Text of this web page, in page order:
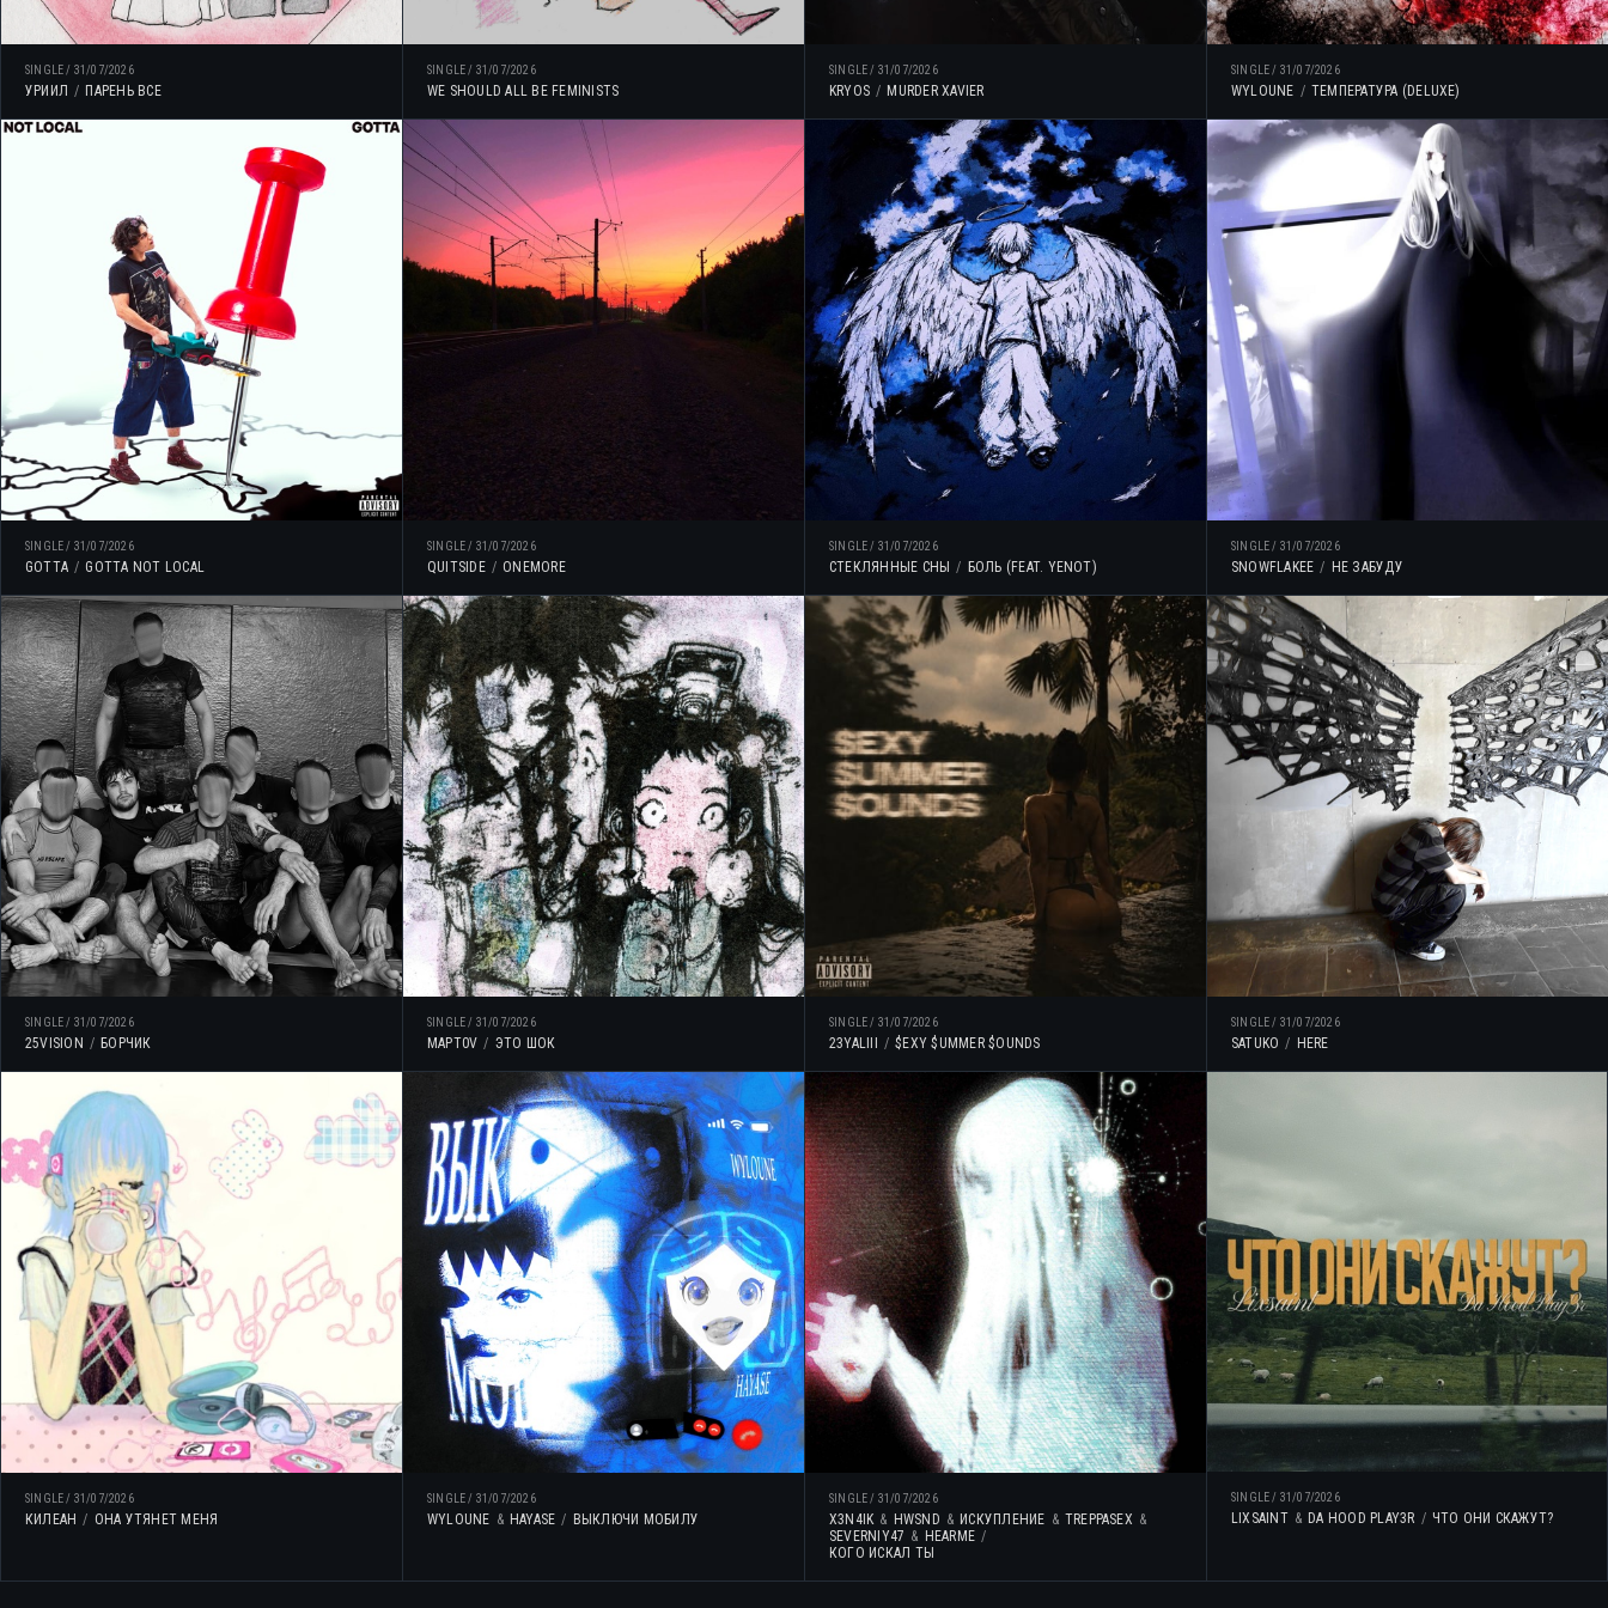
SINGLE/ 31/07/2026
УРИИЛ ПАРЕНЬ ВСЕ
SINGLE/ 31/07/2026
WE SHOULD ALL BE FEMINISTS
SINGLE/ 31/07/2026
KRYOS MURDER XAVIER
SINGLE/ 31/07/2026
WYLOUNE ТЕМПЕРАТУРА (DELUXE)
SINGLE/ 31/07/2026
GOTTA GOTTA NOT LOCAL
SINGLE/ 31/07/2026
QUITSIDE ONEMORE
SINGLE/ 31/07/2026
СТЕКЛЯННЫЕ СНЫ БОЛЬ (FEAT. YENOT)
SINGLE/ 31/07/2026
SNOWFLAKEE НЕ ЗАБУДУ
SINGLE/ 31/07/2026
25VISION БОРЧИК
SINGLE/ 31/07/2026
MAPT0V ЭТО ШОК
SINGLE/ 31/07/2026
23YALIII $EXY $UMMER $OUNDS
SINGLE/ 31/07/2026
SATUKO HERE
SINGLE/ 31/07/2026
КИЛЕАН ОНА УТЯНЕТ МЕНЯ
SINGLE/ 31/07/2026
WYLOUNE HAYASE ВЫКЛЮЧИ МОБИЛУ
SINGLE/ 31/07/2026
X3N4IK HWSND ИСКУПЛЕНИЕ
TREPPASEX
SEVERNIY47
HEARME
КОГО ИСКАЛ ТЫ
SINGLE/ 31/07/2026
LIXSAINT DA HOOD PLAY3R ЧТО ОНИ СКАЖУТ?